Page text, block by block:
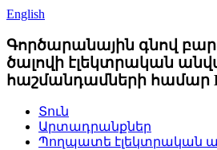
English
Գործարանային գնով
ծալովի էլեկտրական
հաշմանդամների համար
Տուն
Արտադրանքներ
Պողպատե էլեկտրական